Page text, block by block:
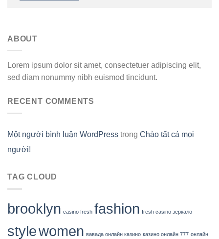
ABOUT
Lorem ipsum dolor sit amet, consectetuer adipiscing elit,
sed diam nonummy nibh euismod tincidunt.
RECENT COMMENTS
Một người bình luận WordPress trong Chào tất cả mọi
người!
TAG CLOUD
brooklyn casino fresh fashion fresh casino зеркало
stylewomen вавада онлайн казино казино онлайн 777 онлайн